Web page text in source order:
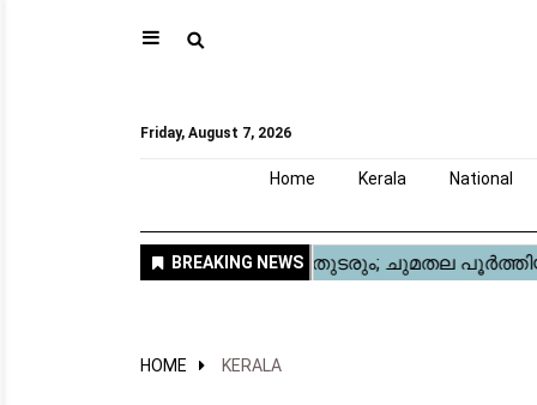
⚲
Friday, August 7, 2026
Home Kerala National
HOME KERALA